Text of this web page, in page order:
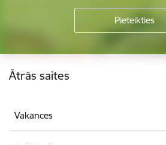
Kājene
Ātrās saites
Vakances